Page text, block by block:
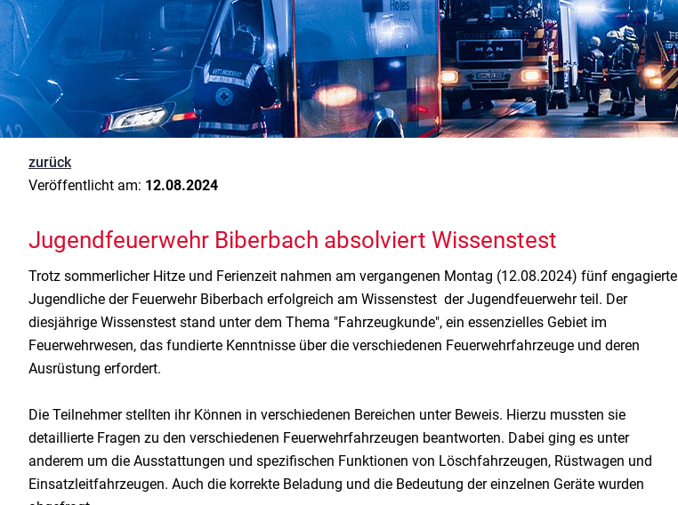
zurück
Veröffentlicht am: 12.08.2024
Jugendfeuerwehr Biberbach absolviert Wissenstest
Trotz sommerlicher Hitze und Ferienzeit nahmen am vergangenen Montag (12.08.2024) fünf engagierte
Jugendliche der Feuerwehr Biberbach erfolgreich am Wissenstest der Jugendfeuerwehr teil. Der
diesjährige Wissenstest stand unter dem Thema "Fahrzeugkunde", ein essenzielles Gebiet im
Feuerwehrwesen, das fundierte Kenntnisse über die verschiedenen Feuerwehrfahrzeuge und deren
Ausrüstung erfordert.
Die Teilnehmer stellten ihr Können in verschiedenen Bereichen unter Beweis. Hierzu mussten sie
detaillierte Fragen zu den verschiedenen Feuerwehrfahrzeugen beantworten. Dabei ging es unter
anderem um die Ausstattungen und spezifischen Funktionen von Löschfahrzeugen, Rüstwagen und
Einsatzleitfahrzeugen. Auch die korrekte Beladung und die Bedeutung der einzelnen Geräte wurden